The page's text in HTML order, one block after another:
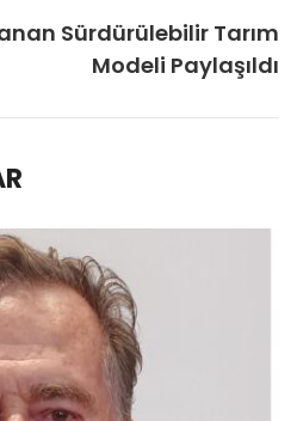
Sürdürülebilir Tarım
Modeli Paylaşıldı